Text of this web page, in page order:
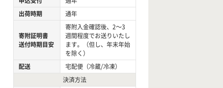
出荷時期
通年
寄附証明書
送付時期目安
寄附入金確認後、2～3
週間程度でお送りいたし
ます。（但し、年末年始
を除く）
配送
宅配便（冷蔵/冷凍）
決済方法